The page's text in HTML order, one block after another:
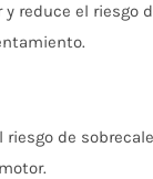
y reduce el riesgo
riesgo de